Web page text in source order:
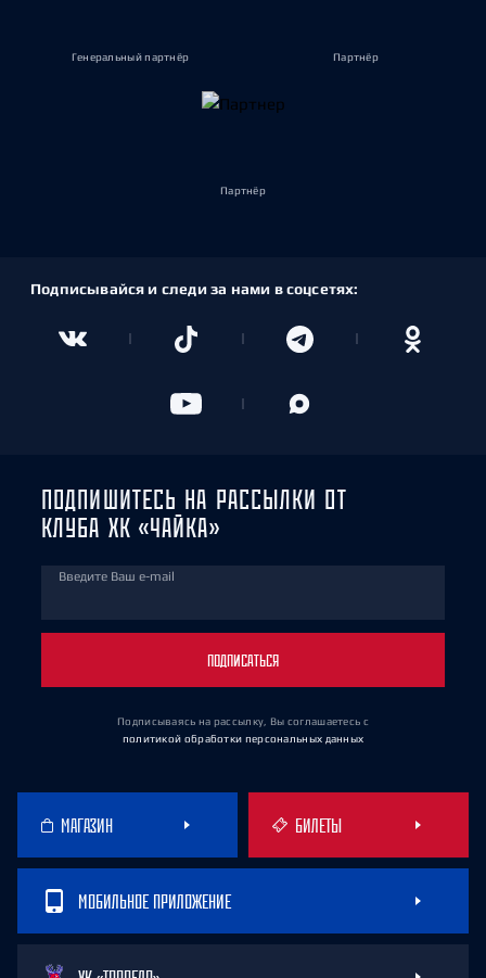
Генеральный партнёр Партнёр
Партнёр
Подписывайся и следи за нами в соцсетях:
ПОДПИШИТЕСЬ НА РАССЫЛКИ ОТ
КЛУБА ХК «ЧАЙКА»
Введите Ваш e-mail
ПОДПИСАТЬСЯ
Подписываясь на рассылку, Вы соглашаетесь с
политикой обработки персональных данных
МАГАЗИН БИЛЕТЫ
МОБИЛЬНОЕ ПРИЛОЖЕНИЕ